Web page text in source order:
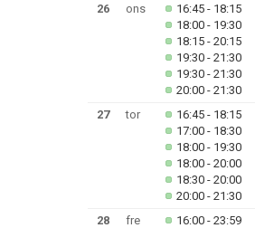
26
ons 16:45 - 18:15
18:00 - 19:30
18:15 - 20:15
19:30 - 21:30
19:30 - 21:30
20:00 - 21:30
27
tor 16:45 - 18:15
17:00 - 18:30
18:00 - 19:30
18:00 - 20:00
18:30 - 20:00
20:00 - 21:30
28
fre 16:00 - 23:59